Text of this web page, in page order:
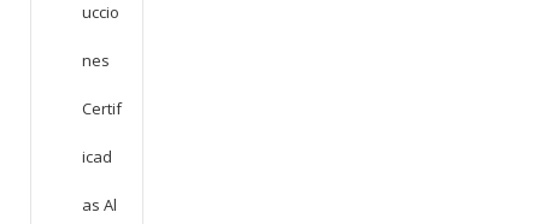
Uccio
Nes
Certif
Icad
As Al